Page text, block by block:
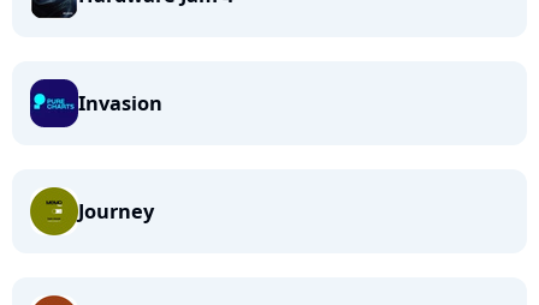
Invasion
Journey